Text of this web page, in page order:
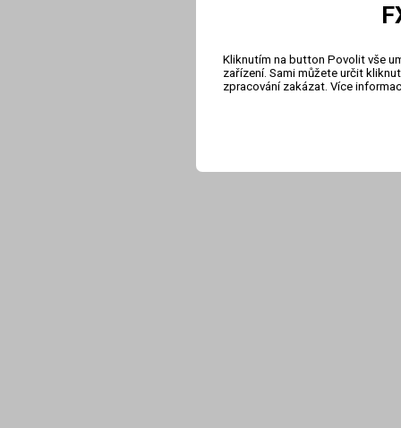
Kliknutím na button Povolit vše
zařízení. Sami můžete určit
zpracování zakázat. Více